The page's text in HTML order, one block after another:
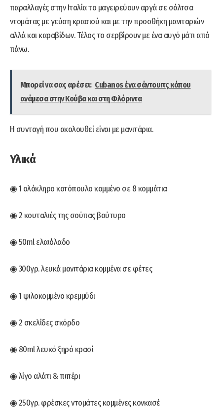
παραλλαγές στην Ιταλία το μαγειρεύουν αργά σε σάλτσα
ντομάτας με γεύση κρασιού και με την προσθήκη μανιταριών
αλλά και καραβίδων. Τέλος το σερβίρουν με ένα αυγό μάτι από
πάνω.
Μπορεί να σας αρέσει: Cubanos ένα σάντουιτς κάπου
ανάμεσα στην Κούβα και στη Φλόριντα
Η συνταγή που ακολουθεί είναι με μανιτάρια.
Υλικά
◉ 1 ολόκληρο κοτόπουλο κομμένο σε 8 κομμάτια
◉ 2 κουταλιές της σούπας βούτυρο
◉ 50ml ελαιόλαδο
◉ 300γρ. λευκά μανιτάρια κομμένα σε φέτες
◉ 1 ψιλοκομμένο κρεμμύδι
◉ 2 σκελίδες σκόρδο
◉ 80ml λευκό ξηρό κρασί
◉ λίγο αλάτι & πιπέρι
◉ 250γρ. φρέσκες ντομάτες κομμένες κονκασέ